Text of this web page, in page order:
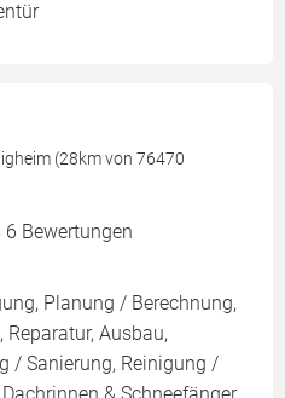
(28km von 76470
6 Bewertungen
Planung / Berechnung,
Reparatur, Ausbau,
/ Sanierung, Reinigung /